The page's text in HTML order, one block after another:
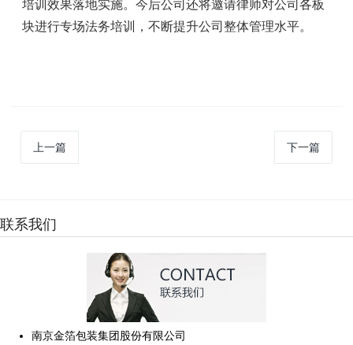
培训效果落地实施。今后公司还将邀请律师对公司各板
块进行专场法务培训，不断提升公司整体管理水平。
上一篇 下一篇
联系我们
南京金箔包装集团股份有限公司